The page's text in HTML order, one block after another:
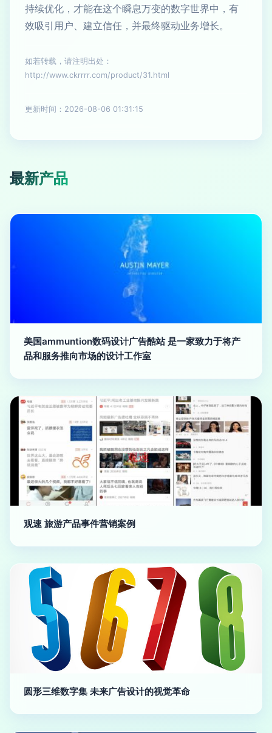
持续优化，才能在这个瞬息万变的数字世界中，有
效吸引用户、建立信任，并最终驱动业务增长。
如若转载，请注明出处：
http://www.ckrrrr.com/product/31.html
更新时间：2026-08-06 01:31:15
最新产品
美国ammuntion数码设计广告酷站 是一家致力于将产
品和服务推向市场的设计工作室
观速 旅游产品事件营销案例
圆形三维数字集 未来广告设计的视觉革命